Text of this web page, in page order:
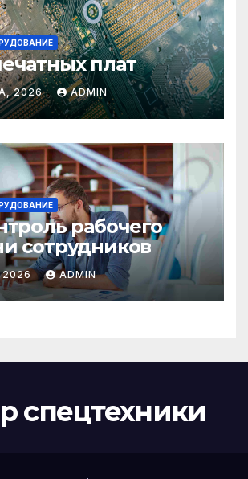
плат
2026 ADMIN
рабочего
сотрудников
ADMIN
спецтехники